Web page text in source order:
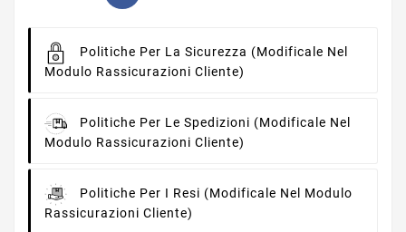
Politiche Per La Sicurezza (modificale Nel
Modulo Rassicurazioni Cliente)
Politiche Per Le Spedizioni (modificale Nel
Modulo Rassicurazioni Cliente)
Politiche Per I Resi (modificale Nel Modulo
Rassicurazioni Cliente)